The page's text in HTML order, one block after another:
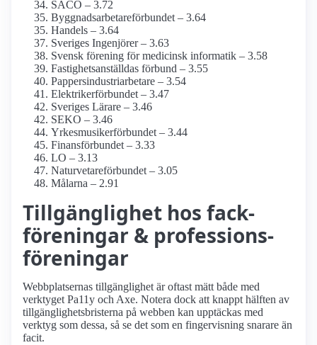
SACO – 3.72
Byggnadsarbetare­förbundet – 3.64
Handels – 3.64
Sveriges Ingenjörer – 3.63
Svensk förening för medicinsk informatik – 3.58
Fastighets­anställdas förbund – 3.55
Pappersindustri­arbetare – 3.54
Elektriker­förbundet – 3.47
Sveriges Lärare – 3.46
SEKO – 3.46
Yrkesmusiker­förbundet – 3.44
Finans­förbundet – 3.33
LO – 3.13
Naturvetare­förbundet – 3.05
Målarna – 2.91
Tillgänglighet hos fack­
föreningar & professions­
föreningar
Webbplatsernas tillgänglighet är oftast mätt både med
verktyget Pa11y och Axe. Notera dock att knappt hälften av
tillgänglighetsbristerna på webben kan upptäckas med
verktyg som dessa, så se det som en fingervisning snarare än
facit.